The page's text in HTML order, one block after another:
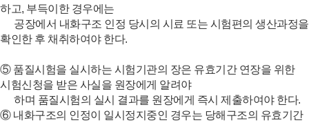
하고, 부득이한 경우에는
공장에서 내화구조 인정 당시의 시료 또는 시험편의 생산과정을
확인한 후 채취하여야 한다.
⑤ 품질시험을 실시하는 시험기관의 장은 유효기간 연장을 위한
시험신청을 받은 사실을 원장에게 알려야
하며 품질시험의 실시 결과를 원장에게 즉시 제출하여야 한다.
⑥ 내화구조의 인정이 일시정지중인 경우는 당해구조의 유효기간